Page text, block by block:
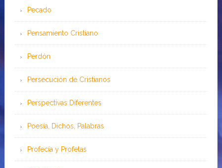
Pecado
Pensamiento Cristiano
Perdón
Persecución de Cristianos
Perspectivas Diferentes
Poesía, Dichos, Palabras
Profecía y Profetas